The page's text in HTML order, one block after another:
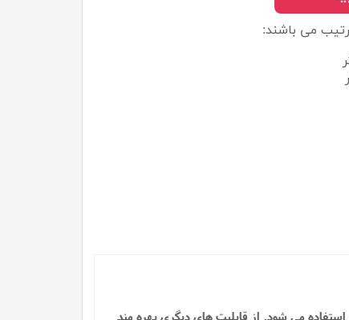
می باشند:
استفاده می شود. از قابلیت های دیگری بهره مند